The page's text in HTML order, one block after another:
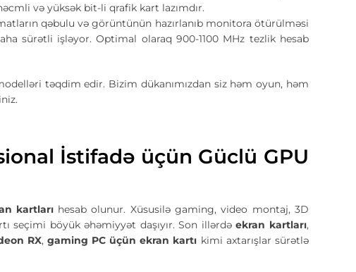
və yüksək bit-li qrafik kart lazımdır.
qəbulu və görüntünün hazırlanıb monitora ötürülməsi
sürətli işləyor. Optimal olaraq 900-1100 MHz tezlik hesab
təqdim edir. Bizim dükanımızdan siz həm oyun, həm
İstifadə üçün Güclü GPU
kartlarıhesab olunur. Xüsusilə gaming, video montaj, 3D
seçimi böyük əhəmiyyət daşıyır. Son illərdəekran kartları,
RX, gaming PC üçün ekran kartı kimi axtarışlar sürətlə